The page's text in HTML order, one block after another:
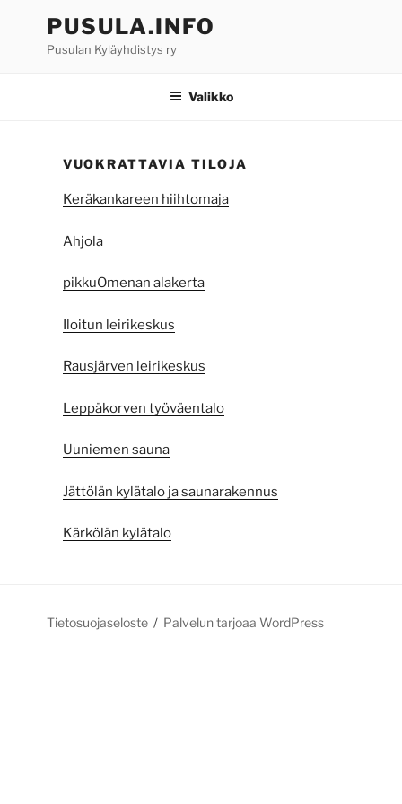
sisältöönPUSULA.INFO
Pusulan Kyläyhdistys ry
Valikko
VUOKRATTAVIA TILOJA
Keräkankareen hiihtomaja
Ahjola
pikkuOmenan alakerta
Iloitun leirikeskus
Rausjärven leirikeskus
Leppäkorven työväentalo
Uuniemen sauna
Jättölän kylätalo ja saunarakennus
Kärkölän kylätalo
Tietosuojaseloste Palvelun tarjoaa WordPress